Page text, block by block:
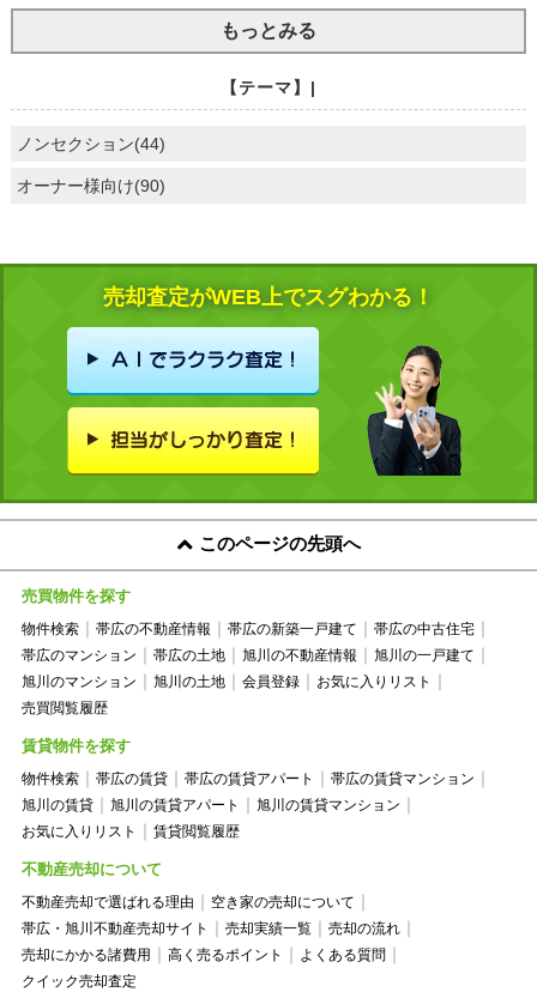
もっとみる
【テーマ】|
ノンセクション(44)
オーナー様向け(90)
売却査定がWEB上でスグわかる！
このページの先頭へ
売買物件を探す
物件検索 帯広の不動産情報 帯広の新築一戸建て
帯広の中古住宅
帯広のマンション
帯広の土地 旭川の不動産情報
旭川の一戸建て
旭川のマンション
旭川の土地 会員登録
お気に入りリスト
売買閲覧履歴
賃貸物件を探す
物件検索 帯広の賃貸 帯広の賃貸アパート
帯広の賃貸マンション
旭川の賃貸
旭川の賃貸アパート
旭川の賃貸マンション
お気に入りリスト
賃貸閲覧履歴
不動産売却について
不動産売却で選ばれる理由
空き家の売却について
帯広・旭川不動産売却サイト
売却実績一覧
売却の流れ
売却にかかる諸費用
高く売るポイント
よくある質問
クイック売却査定